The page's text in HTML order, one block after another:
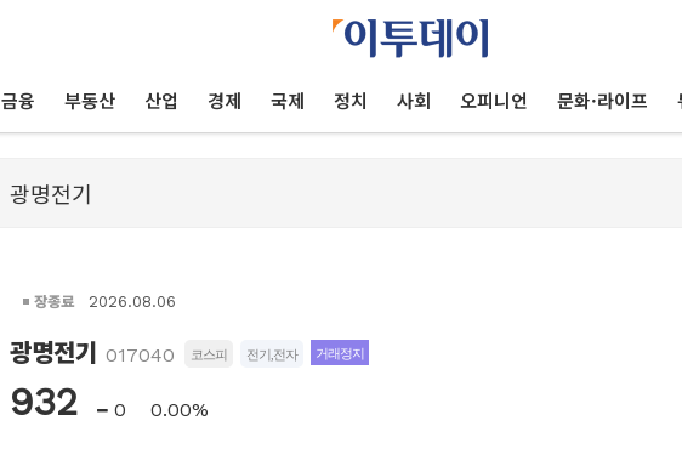
금융 부동산 산업 경제 국제 정치 사회 오피니언 문화·라이프
장종료 2026.08.06
광명전기 017040 코스피 전기,전자 거래정지
932 0 0.00%